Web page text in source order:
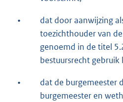
•
dat door aanwijzing
toezichthouder van
genoemd in de titel
bestuursrecht gebruik
•
dat de burgemeester
burgemeester en